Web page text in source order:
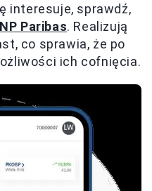
interesuje, sprawdź,
Paribas. Realizują
co sprawia, że po
ich cofnięcia.